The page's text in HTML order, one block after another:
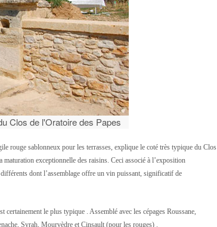
Clos de l'Oratoire des Papes
rouge sablonneux pour les terrasses, explique le coté très typique du Clos
exceptionnelle des raisins. Ceci associé à l’exposition
dont l’assemblage offre un vin puissant, significatif de
certainement le plus typique . Assemblé avec les cépages Roussane,
Syrah, Mourvèdre et Cinsault (pour les rouges) .